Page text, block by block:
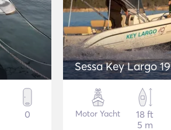
0
Sessa Key Largo 19
Motor Yacht
18 ft
5 m